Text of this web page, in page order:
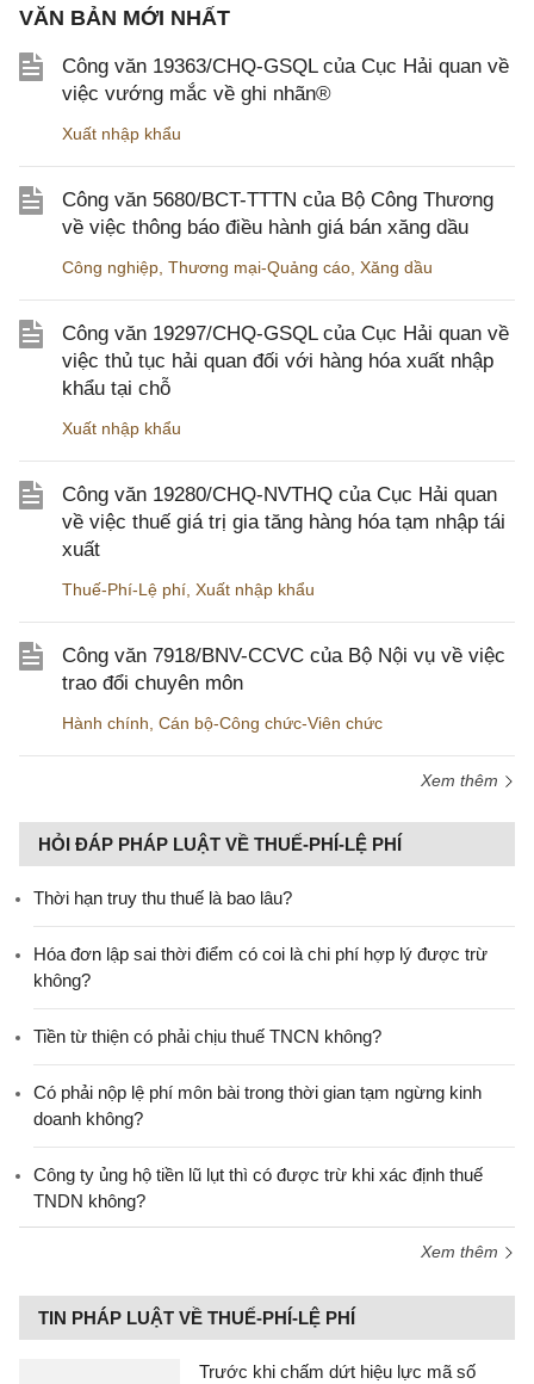
VĂN BẢN MỚI NHẤT
Công văn 19363/CHQ-GSQL của Cục Hải quan về
việc vướng mắc về ghi nhãn®
Xuất nhập khẩu
Công văn 5680/BCT-TTTN của Bộ Công Thương
về việc thông báo điều hành giá bán xăng dầu
Công nghiệp Thương mại-Quảng cáo Xăng dầu
Công văn 19297/CHQ-GSQL của Cục Hải quan về
việc thủ tục hải quan đối với hàng hóa xuất nhập
khẩu tại chỗ
Xuất nhập khẩu
Công văn 19280/CHQ-NVTHQ của Cục Hải quan
về việc thuế giá trị gia tăng hàng hóa tạm nhập tái
xuất
Thuế-Phí-Lệ phí Xuất nhập khẩu
Công văn 7918/BNV-CCVC của Bộ Nội vụ về việc
trao đổi chuyên môn
Hành chính Cán bộ-Công chức-Viên chức
Xem thêm
HỎI ĐÁP PHÁP LUẬT VỀ THUẾ-PHÍ-LỆ PHÍ
Thời hạn truy thu thuế là bao lâu?
Hóa đơn lập sai thời điểm có coi là chi phí hợp lý được trừ
không?
Tiền từ thiện có phải chịu thuế TNCN không?
Có phải nộp lệ phí môn bài trong thời gian tạm ngừng kinh
doanh không?
Công ty ủng hộ tiền lũ lụt thì có được trừ khi xác định thuế
TNDN không?
Xem thêm
TIN PHÁP LUẬT VỀ THUẾ-PHÍ-LỆ PHÍ
Trước khi chấm dứt hiệu lực mã số